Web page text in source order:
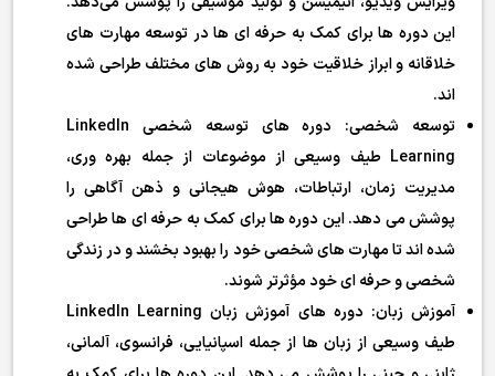
این دوره ها برای کمک به حرفه ای ها در توسعه مهارت های
خلاقانه و ابراز خلاقیت خود به روش های مختلف طراحی شده
اند.
توسعه شخصی: دوره های توسعه شخصی LinkedIn
Learning طیف وسیعی از موضوعات از جمله بهره وری،
مدیریت زمان، ارتباطات، هوش هیجانی و ذهن آگاهی را
پوشش می دهد. این دوره ها برای کمک به حرفه ای ها طراحی
شده اند تا مهارت های شخصی خود را بهبود بخشند و در زندگی
شخصی و حرفه ای خود مؤثرتر شوند.
آموزش زبان: دوره های آموزش زبان LinkedIn Learning
طیف وسیعی از زبان ها از جمله اسپانیایی، فرانسوی، آلمانی،